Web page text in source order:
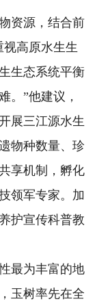
资源，结合前
高原水生生
生态系统平衡
。”他建议，
展三江源水生
物种数量、珍
享机制，孵化
领军专家。加
护宣传科普教
最为丰富的地
玉树率先在全